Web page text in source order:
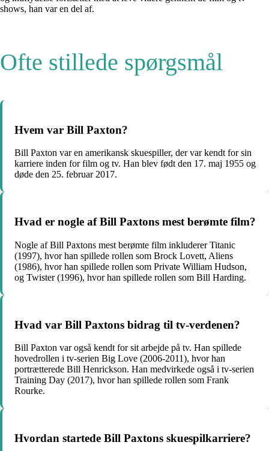
shows, han var en del af.
Ofte stillede spørgsmål
Hvem var Bill Paxton?
Bill Paxton var en amerikansk skuespiller, der var kendt for sin
karriere inden for film og tv. Han blev født den 17. maj 1955 og
døde den 25. februar 2017.
Hvad er nogle af Bill Paxtons mest berømte film?
Nogle af Bill Paxtons mest berømte film inkluderer Titanic
(1997), hvor han spillede rollen som Brock Lovett, Aliens
(1986), hvor han spillede rollen som Private William Hudson,
og Twister (1996), hvor han spillede rollen som Bill Harding.
Hvad var Bill Paxtons bidrag til tv-verdenen?
Bill Paxton var også kendt for sit arbejde på tv. Han spillede
hovedrollen i tv-serien Big Love (2006-2011), hvor han
portrætterede Bill Henrickson. Han medvirkede også i tv-serien
Training Day (2017), hvor han spillede rollen som Frank
Rourke.
Hvordan startede Bill Paxtons skuespilkarriere?